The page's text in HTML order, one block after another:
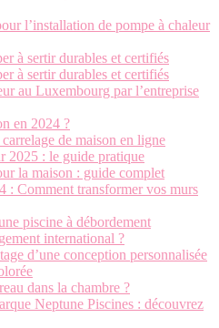
l’installation de pompe à chaleur
à sertir durables et certifiés
à sertir durables et certifiés
au Luxembourg par l’entreprise
en 2024 ?
de maison en ligne
2025 : le guide pratique
la maison : guide complet
: Comment transformer vos murs
piscine à débordement
international ?
d’une conception personnalisée
dans la chambre ?
Neptune Piscines : découvrez